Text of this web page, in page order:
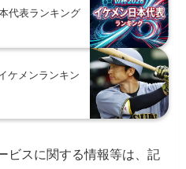
代表ランキング
ケメンランキン
ビスに関する情報等は、記